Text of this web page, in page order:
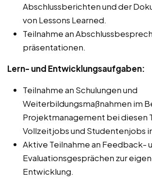
Abschlussberichten und der
von Lessons Learned.
Teilnahme an
präsentationen.
Lern- und Entwicklungsaufgaben:
Teilnahme an Schulungen und
Weiterbildungsmaßnahmen im
Projektmanagement bei diesen
Vollzeitjobs und Studentenjobs
Aktive Teilnahme an Feedback-
Evaluationsgesprächen zur
Entwicklung.